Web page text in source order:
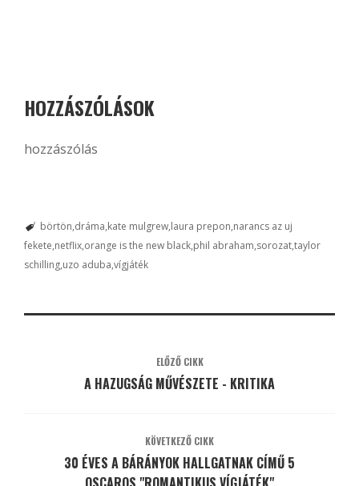
HOZZÁSZÓLÁSOK
hozzászólás
börtön dráma kate mulgrew laura prepon narancs az uj
fekete netflix orange is the new black phil abraham sorozattaylor
schilling uzo aduba vígjáték
ELŐZŐ CIKK
A HAZUGSÁG MŰVÉSZETE - KRITIKA
KÖVETKEZŐ CIKK
30 ÉVES A BÁRÁNYOK HALLGATNAK CÍMŰ 5